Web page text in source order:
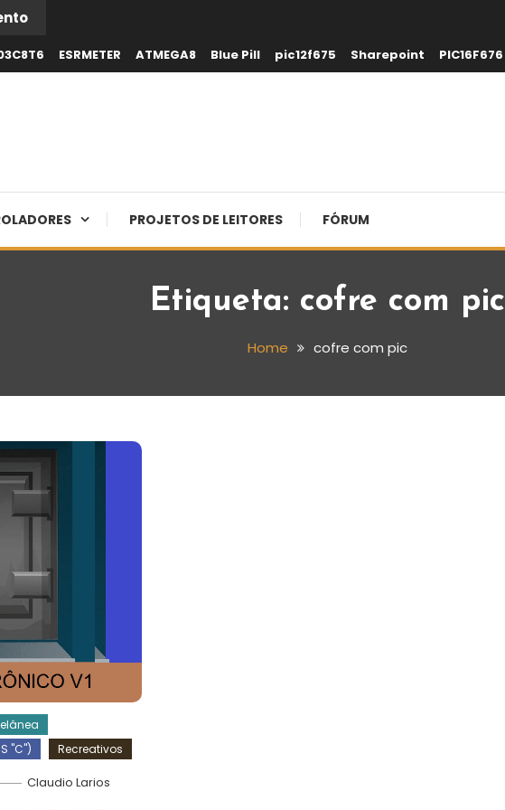
ESRMETER ATMEGA8 Blue Pill pic12f675 Sharepoint PIC16F676
PROJETOS DE LEITORES FÓRUM
Etiqueta: cofre com pic
Home cofre com pic
"C")
Recreativos
Claudio Larios